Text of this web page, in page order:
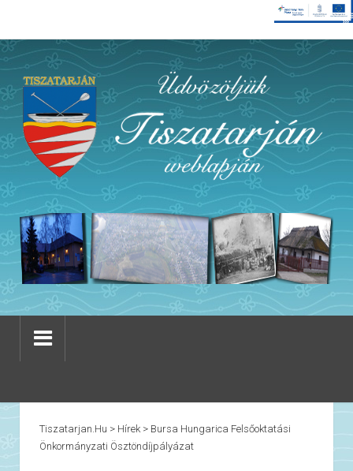
Tiszatarjan.hu > Hírek> Bursa Hungarica Felsőoktatási
Önkormányzati Ösztöndíjpályázat